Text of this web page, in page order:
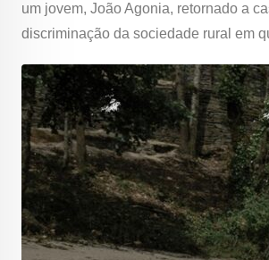
um jovem, João Agonia, retornado a
discriminação da sociedade rural em